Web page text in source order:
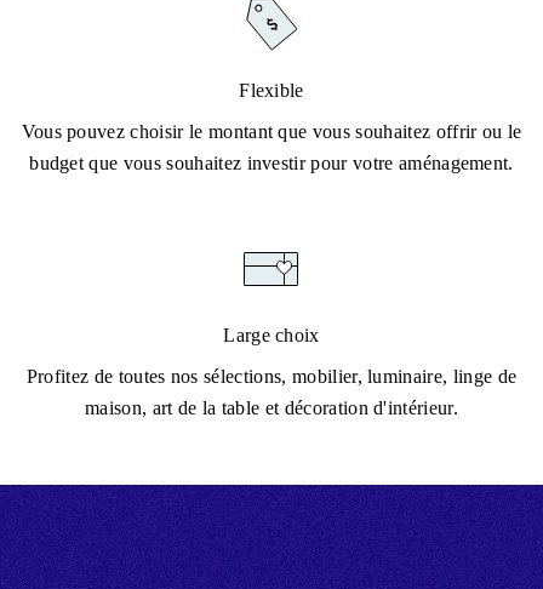
Flexible
Vous pouvez choisir le montant que vous souhaitez offrir ou le
budget que vous souhaitez investir pour votre aménagement.
Large choix
Profitez de toutes nos sélections, mobilier, luminaire, linge de
maison, art de la table et décoration d'intérieur.